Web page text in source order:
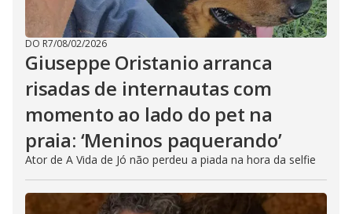
DO R7/08/02/2026
Giuseppe Oristanio arranca
risadas de internautas com
momento ao lado do pet na
praia: ‘Meninos paquerando’
Ator de A Vida de Jó não perdeu a piada na hora da selfie